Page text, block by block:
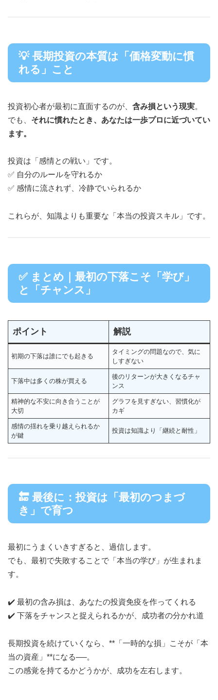
💡 長期投資の本質は「価格変動に慣
れる」こと
投資初心者が最初に直面するのが、 含み損という現実。
でも、 それに慣れたとき、あなたは一歩プロに近づいてい
ます。
投資は「感情との戦い」です。
✅ 自分のルールを守れるか
✅ 感情に流されず、冷静でいられるか
これらが、知識よりも重要な「本当の投資スキル」です。
✅ まとめ｜最初の下落こそ「学び」
と「チャンス」
ポイント 解説
初期の下落は誰にでも起きる
タイミングの問題なので、気に
しすぎない
下落中は多くの株が買える
後のリターンが大きくなるチャ
ンス
精神的な不安に向き合うことが
大切
グラフを見すぎない、習慣化が
カギ
感情の揺れを乗り越えられるか
が鍵
投資は知識より「継続と耐性」
🔚 最後に：投資は「最初のつまづ
き」で育つ
最初にうまくいきすぎると、過信します。
でも、最初で失敗することで「本当の学び」が生まれま
す。
✔️ 最初の含み損は、あなたの投資免疫を作ってくれる
✔️ 下落をチャンスと捉えられるかが、成功者の分かれ道
長期投資を続けていくなら、**「一時的な損」こそが「本
当の資産」**になる──。
この感覚を持てるかどうかが、成功を左右します。